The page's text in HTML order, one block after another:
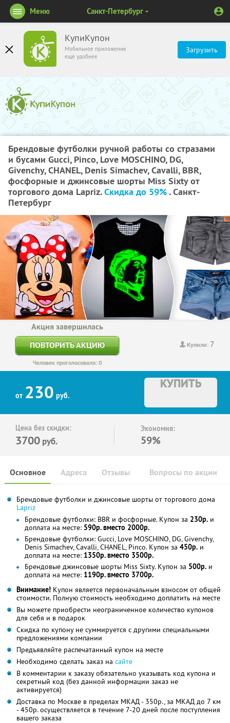
КупиКупон
Мобильное приложение
ещё удобнее
Загрузить
Меню Санкт-Петербург
Брендовые футболки ручной работы со стразами
и бусами Gucci, Pinco, Love MOSCHINO, DG,
Givenchy, CHANEL, Denis Simachev, Сavalli, BBR,
фосфорные и джинсовые шорты Miss Sixty от
торгового дома Lapriz.Скидка до 59%. Санкт-
Петербург
Купили: 7
Акция завершилась
ПОВТОРИТЬ АКЦИЮ
Человек проголосовало: 0
от 230 руб.
КУПИТЬ
Цена без скидки:
3700 руб.
Экономия:
59%
Основное Отзывы Вопросы по акции
Адреса
Брендовые футболки и джинсовые шорты от торгового дома
Lapriz
Брендовые футболки: BBR и фосфорные. Купон за 230р. и
доплата на месте: 590р. вместо 2000р.
Брендовые футболки: Gucci, Love MOSCHINO, DG, Givenchy,
Denis Simachev, Сavalli, CHANEL, Рinco. Купон за 450р. и
доплата на месте: 1350р. вместо 3500р.
Брендовые джинсовые шорты Miss Sixty. Купон за 500р. и
доплата на месте: 1190р. вместо 3700р.
Внимание! Купон является первоначальным взносом от общей
стоимости. Полную стоимость необходимо доплатить на месте
Вы можете приобрести неограниченное количество купонов
для себя и в подарок
Скидка по купону не суммируется с другими специальными
предложениями компании
Предъявляйте распечатанный купон на месте
Необходимо сделать заказ на сайте
В комментарии к заказу обязательно указывать код купона и
секретный код (без данной информации заказ не
активируется)
Доставка по Москве в пределах МКАД - 350р., за МКАД до 7 км
- 450р. осуществляется в течение 7-20 дней после поступления
вашего заказа